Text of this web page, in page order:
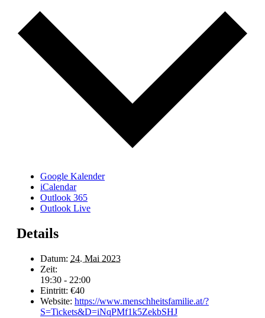
Google Kalender
iCalendar
Outlook 365
Outlook Live
Details
Datum: 24. Mai 2023
Zeit:
19:30 - 22:00
Eintritt: €40
Website: https://www.menschheitsfamilie.at/?
S=Tickets&D=iNqPMf1k5ZekbSHJ